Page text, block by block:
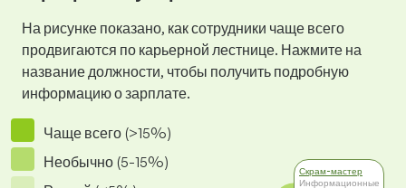
На рисунке показано, как сотрудники чаще всего
продвигаются по карьерной лестнице. Нажмите на
название должности, чтобы получить подробную
информацию о зарплате.
Чаще всего (>15%)
Необычно (5-15%)
Скрам-мастер
Информационные